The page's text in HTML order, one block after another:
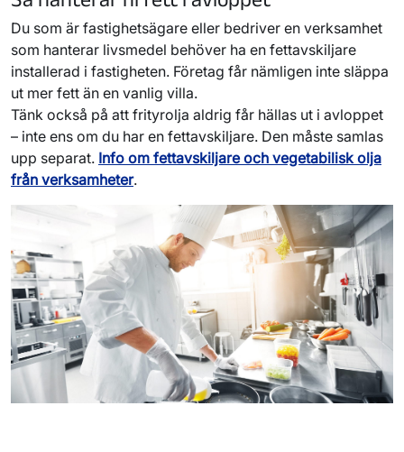
Du som är fastighetsägare eller bedriver en verksamhet
som hanterar livsmedel behöver ha en fettavskiljare
installerad i fastigheten. Företag får nämligen inte släppa
ut mer fett än en vanlig villa.
Tänk också på att frityrolja aldrig får hällas ut i avloppet
– inte ens om du har en fettavskiljare. Den måste samlas
upp separat. Info om fettavskiljare och vegetabilisk olja
från verksamheter.